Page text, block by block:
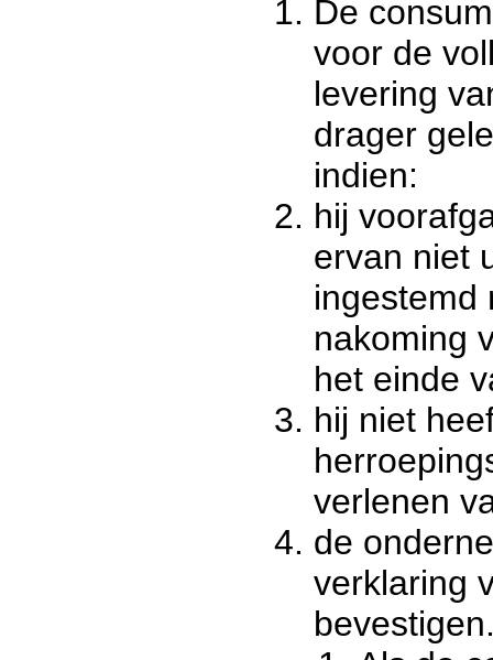
De
voor de
levering
drager
indien:
hij
ervan niet
ingestemd
nakoming
het einde
hij niet
verlenen
de
verklaring